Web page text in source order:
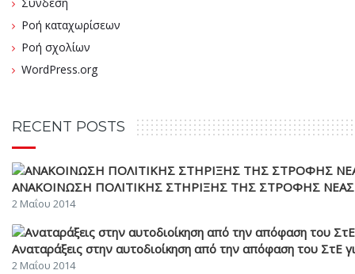
Ροή καταχωρίσεων
Ροή σχολίων
WordPress.org
RECENT POSTS
ΑΝΑΚΟΙΝΩΣΗ ΠΟΛΙΤΙΚΗΣ ΣΤΗΡΙΞΗΣ ΤΗΣ ΣΤΡΟΦΗΣ
2 Μαΐου 2014
Αναταράξεις στην αυτοδιοίκηση από την απόφαση του
2 Μαΐου 2014